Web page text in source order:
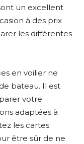
un excellent
à des prix
les différentes
en voilier ne
bateau. Il est
votre
adaptées à
les cartes
être sûr de ne